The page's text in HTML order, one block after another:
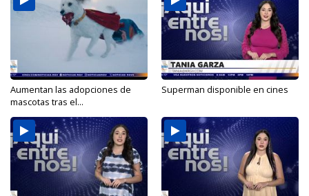
Aumentan las adopciones de
mascotas tras el...
Superman disponible en cines